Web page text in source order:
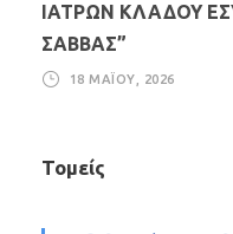
ΙΑΤΡΩΝ ΚΛΑΔΟΥ
ΣΑΒΒΑΣ”
18 ΜΑΪ́ΟΥ, 2026
Τομείς